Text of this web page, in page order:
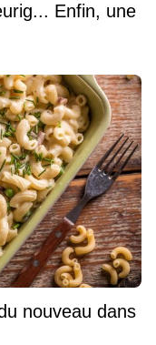
Enfin, une
nouveau dans